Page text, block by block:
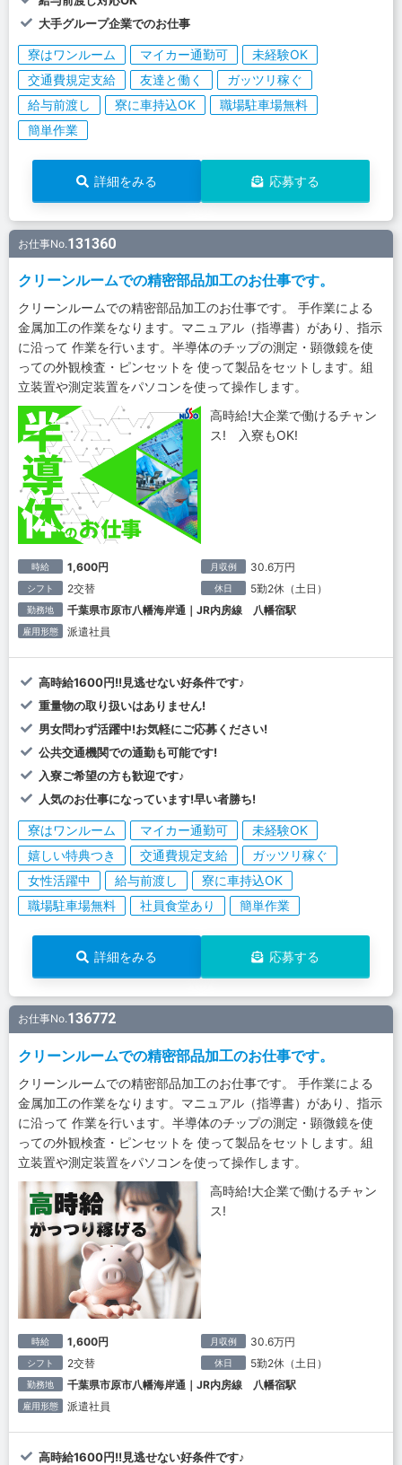
大手グループ企業でのお仕事
寮はワンルーム マイカー通勤可
未経験OK
交通費規定支給
友達と働く
ガッツリ稼ぐ
給与前渡し
寮に車持込OK
職場駐車場無料
簡単作業
詳細をみる 応募する
お仕事No.131360
クリーンルームでの精密部品加工のお仕事です。
クリーンルームでの精密部品加工のお仕事です。 手作業による
金属加工の作業をなります。マニュアル（指導書）があり、指示
に沿って 作業を行います。半導体のチップの測定・顕微鏡を使
っての外観検査・ピンセットを 使って製品をセットします。組
立装置や測定装置をパソコンを使って操作します。
高時給!大企業で働けるチャン
ス! 入寮もOK!
時給 1,600円 月収例 30.6万円
シフト 2交替 休日 5勤2休（土日）
勤務地 千葉県市原市八幡海岸通｜JR内房線 八幡宿駅
雇用形態 派遣社員
高時給1600円!!見逃せない好条件です♪
重量物の取り扱いはありません!
男女問わず活躍中!お気軽にご応募ください!
公共交通機関での通勤も可能です!
入寮ご希望の方も歓迎です♪
人気のお仕事になっています!早い者勝ち!
寮はワンルーム マイカー通勤可
未経験OK
嬉しい特典つき
交通費規定支給
ガッツリ稼ぐ
女性活躍中
給与前渡し
寮に車持込OK
職場駐車場無料
社員食堂あり 簡単作業
詳細をみる 応募する
お仕事No.136772
クリーンルームでの精密部品加工のお仕事です。
クリーンルームでの精密部品加工のお仕事です。 手作業による
金属加工の作業をなります。マニュアル（指導書）があり、指示
に沿って 作業を行います。半導体のチップの測定・顕微鏡を使
っての外観検査・ピンセットを 使って製品をセットします。組
立装置や測定装置をパソコンを使って操作します。
高時給!大企業で働けるチャン
ス!
時給 1,600円 月収例 30.6万円
シフト 2交替 休日 5勤2休（土日）
勤務地 千葉県市原市八幡海岸通｜JR内房線 八幡宿駅
雇用形態 派遣社員
高時給1600円!!見逃せない好条件です♪